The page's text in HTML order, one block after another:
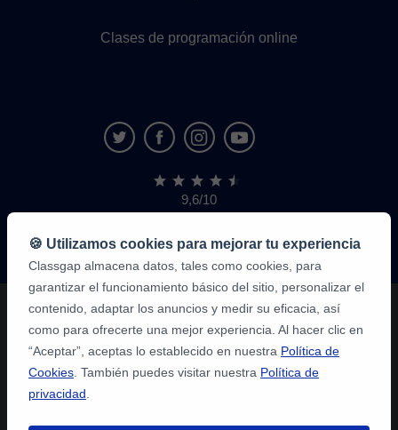
Clases de programación online
9,6/10
1.339.284
de
alumnos
🍪 Utilizamos cookies para mejorar tu experiencia
Classgap almacena datos, tales como cookies, para
garantizar el funcionamiento básico del sitio, personalizar el
contenido, adaptar los anuncios y medir su eficacia, así
como para ofrecerte una mejor experiencia. Al hacer clic en
“Aceptar”, aceptas lo establecido en nuestra Política de
Cookies . También puedes visitar nuestra Política de
privacidad